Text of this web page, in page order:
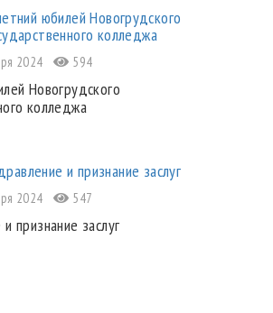
2024 594
Новогрудского
колледжа
2024 547
признание заслуг